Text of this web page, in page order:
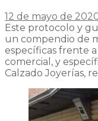
12 de mayo de
Este protocolo y
un compendio de
específicas frente a
comercial, y
Calzado Joyerías,